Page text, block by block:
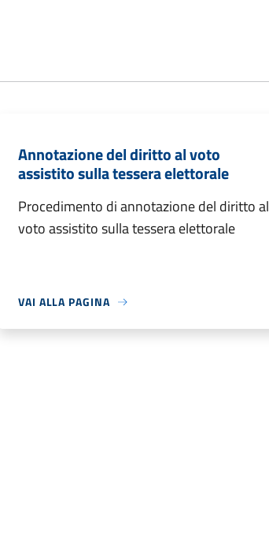
Annotazione del diritto al voto
assistito sulla tessera elettorale
Procedimento di annotazione del diritto al
voto assistito sulla tessera elettorale
VAI ALLA PAGINA